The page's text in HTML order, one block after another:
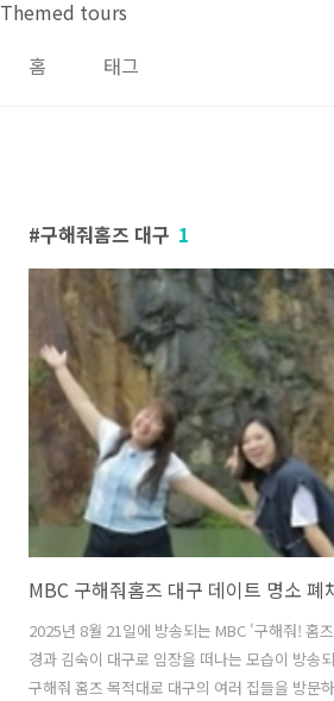
본문 바로가기
Themed tours
홈
태그
구해줘홈즈 대구 1
2025년 8월 21일에 방송되는 MBC '구해줘! 홈
경과 김숙이 대구로 임장을 떠나는 모습이 방송
구해줘 홈즈 목적대로 대구의 여러 집들을 방문